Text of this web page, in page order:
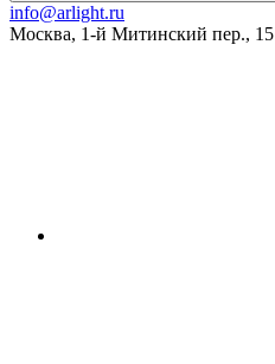
info@arlight.ru
Москва, 1-й Митинский пер., 15